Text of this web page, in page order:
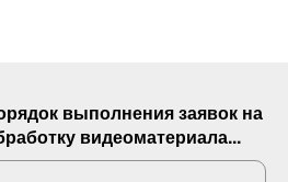
выполнениязаявок на
видеоматериала...